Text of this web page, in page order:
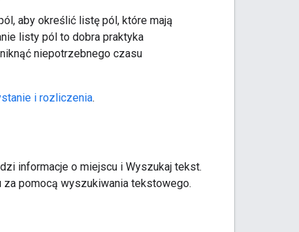
aby określić listę pól, które mają
listy pól to dobra praktyka
niepotrzebnego czasu
i rozliczenia.
informacje o miejscu i Wyszukaj tekst.
pomocą wyszukiwania tekstowego.